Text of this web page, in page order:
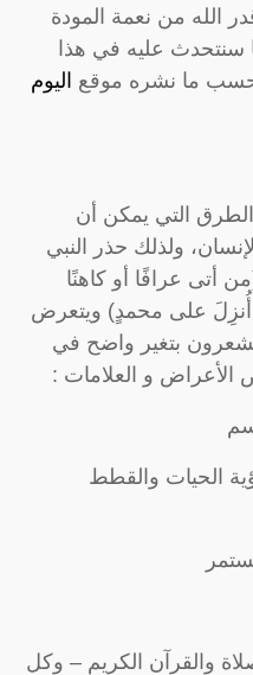
الله من نعمة المودة
سنتحدث عليه في هذا
ما نشره موقع اليوم
التي يمكن أن
ولذلك حذر النبي
أتى عرافًا أو كاهنًا
أُنزِلَ على محمدٍ) ويتعرض
بتغير واضح في
الأعراض و العلامات :
الحيات والقطط
والقرآن الكريم – وكل